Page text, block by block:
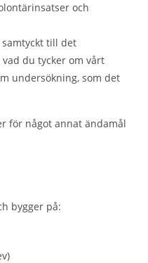
och
till det
du tycker om vårt
undersökning, som det
för något annat ändamål
bygger på: